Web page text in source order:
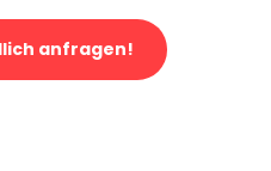
anfragen!